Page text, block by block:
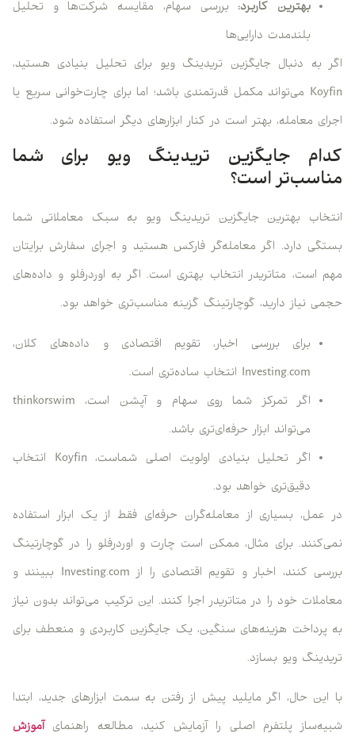
بهترین کاربرد: بررسی سهام، مقایسه شرکت‌ها و تحلیل
بلندمدت دارایی‌ها
اگر به دنبال جایگزین تریدینگ ویو برای تحلیل بنیادی هستید،
Koyfin می‌تواند مکمل قدرتمندی باشد؛ اما برای چارت‌خوانی سریع یا
اجرای معامله، بهتر است در کنار ابزارهای دیگر استفاده شود.
کدام جایگزین تریدینگ ویو برای شما
مناسب‌تر است؟
انتخاب بهترین جایگزین تریدینگ ویو به سبک معاملاتی شما
بستگی دارد. اگر معامله‌گر فارکس هستید و اجرای سفارش برایتان
مهم است، متاتریدر انتخاب بهتری است. اگر به اوردرفلو و داده‌های
حجمی نیاز دارید، گوچارتینگ گزینه مناسب‌تری خواهد بود.
برای بررسی اخبار، تقویم اقتصادی و داده‌های کلان،
Investing.com انتخاب ساده‌تری است.
اگر تمرکز شما روی سهام و آپشن است، thinkorswim
می‌تواند ابزار حرفه‌ای‌تری باشد.
اگر تحلیل بنیادی اولویت اصلی شماست، Koyfin انتخاب
دقیق‌تری خواهد بود.
در عمل، بسیاری از معامله‌گران حرفه‌ای فقط از یک ابزار استفاده
نمی‌کنند. برای مثال، ممکن است چارت و اوردرفلو را در گوچارتینگ
بررسی کنند، اخبار و تقویم اقتصادی را از Investing.com ببینند و
معاملات خود را در متاتریدر اجرا کنند. این ترکیب می‌تواند بدون نیاز
به پرداخت هزینه‌های سنگین، یک جایگزین کاربردی و منعطف برای
تریدینگ ویو بسازد.
با این حال، اگر مایلید پیش از رفتن به سمت ابزارهای جدید، ابتدا
شبیه‌ساز پلتفرم اصلی را آزمایش کنید، مطالعه راهنمای آموزش